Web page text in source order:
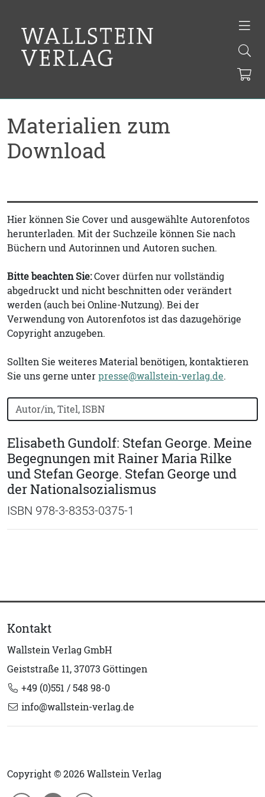
Materialien zum
Download
Hier können Sie Cover und ausgewählte Autorenfotos
herunterladen. Mit der Suchzeile können Sie nach
Büchern und Autorinnen und Autoren suchen.
Bitte beachten Sie:Cover dürfen nur vollständig
abgedruckt und nicht beschnitten oder verändert
werden (auch bei Online-Nutzung). Bei der
Verwendung von Autorenfotos ist das dazugehörige
Copyright anzugeben.
Sollten Sie weiteres Material benötigen, kontaktieren
Sie uns gerne unterpresse@wallstein-verlag.de.
Bücher nach Buchtitel, Autorennamen oder ISBN
Elisabeth Gundolf: Stefan George. Meine
Begegnungen mit Rainer Maria Rilke
und Stefan George. Stefan George und
der Nationalsozialismus
ISBN 978-3-8353-0375-1
Kontakt
Wallstein Verlag GmbH
Geiststraße 11, 37073 Göttingen
+49 (0)551 / 548 98-0
info@wallstein-verlag.de
Copyright © 2026 Wallstein Verlag